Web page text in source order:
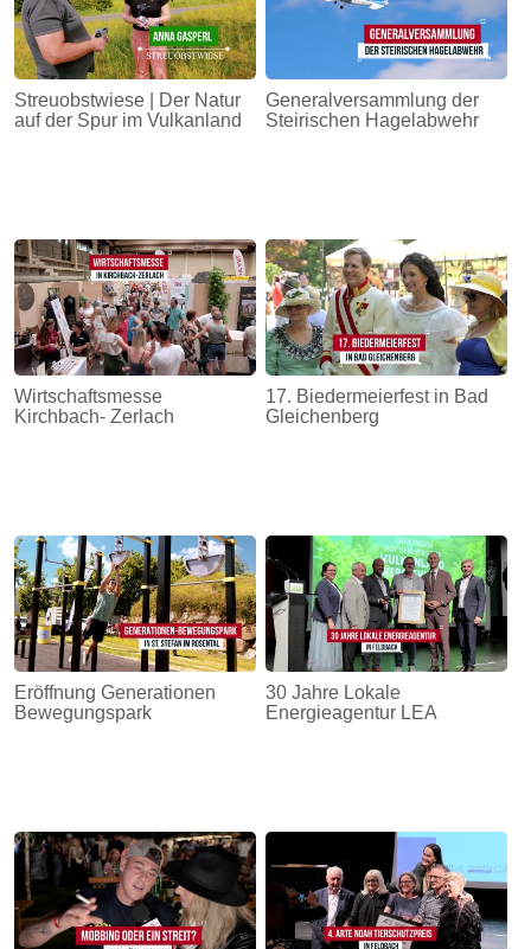
Streuobstwiese | Der Natur
auf der Spur im Vulkanland
Generalversammlung der
Steirischen Hagelabwehr
Wirtschaftsmesse
Kirchbach- Zerlach
17. Biedermeierfest in Bad
Gleichenberg
Eröffnung Generationen
Bewegungspark
30 Jahre Lokale
Energieagentur LEA